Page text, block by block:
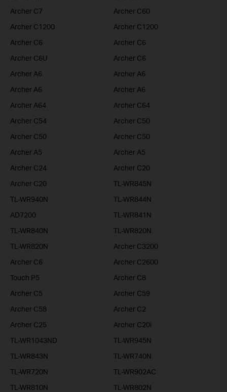
Archer C7
Archer C60
Archer C1200
Archer C1200
Archer C6
Archer C6
Archer C6U
Archer C6
Archer A6
Archer A6
Archer A6
Archer A6
Archer A64
Archer C64
Archer C54
Archer C50
Archer C50
Archer C50
Archer A5
Archer A5
Archer C24
Archer C20
Archer C20
TL-WR845N
TL-WR940N
TL-WR844N
AD7200
TL-WR841N
TL-WR840N
TL-WR820N
TL-WR820N
Archer C3200
Archer C6
Archer C2600
Touch P5
Archer C8
Archer C5
Archer C59
Archer C58
Archer C2
Archer C25
Archer C20i
TL-WR1043ND
TL-WR945N
TL-WR843N
TL-WR740N
TL-WR720N
TL-WR902AC
TL-WR810N
TL-WR802N